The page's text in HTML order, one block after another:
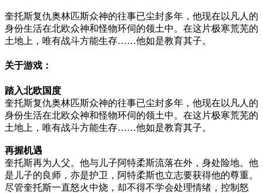
奎托斯复仇奥林匹斯众神的往事已尘封多年，他现在以凡人的
身份生活在北欧众神和怪物环伺的领土中。在这片极寒荒芜的
土地上，唯有战斗方能生存……他如是教育其子。
关于游戏：
踏入北欧国度
奎托斯复仇奥林匹斯众神的往事已尘封多年，他现在以凡人的
身份生活在北欧众神和怪物环伺的领土中。在这片极寒荒芜的
土地上，唯有战斗方能生存……他如是教育其子。
再握机遇
奎托斯再为人父。他与儿子阿特柔斯流落在外，身处险地。他
是儿子的良师，亦是护卫，阿特柔斯也立志要获得他的尊重。
尽管奎托斯一直怒火中烧，却不得不学会处理情绪，控制怒